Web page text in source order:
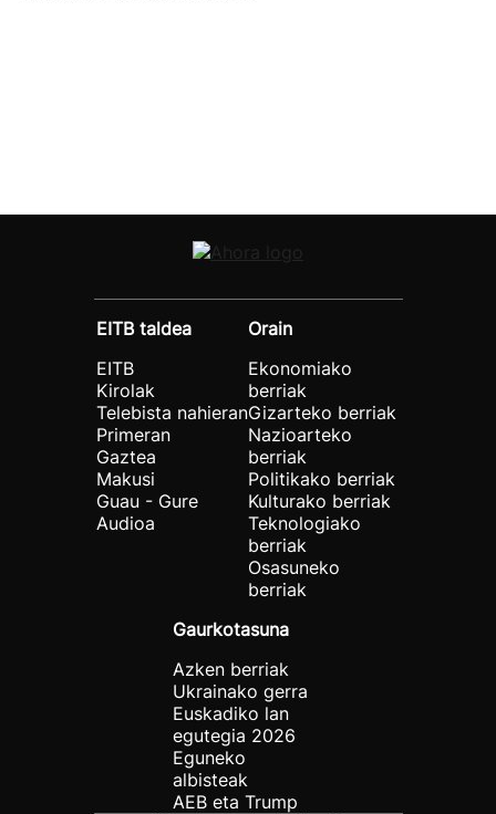
EITB taldea
EITB
Kirolak
Telebista nahieran
Primeran
Gaztea
Makusi
Guau - Gure
Audioa
Orain
Ekonomiako
berriak
Gizarteko berriak
Nazioarteko
berriak
Politikako berriak
Kulturako berriak
Teknologiako
berriak
Osasuneko
berriak
Gaurkotasuna
Azken berriak
Ukrainako gerra
Euskadiko lan
egutegia 2026
Eguneko
albisteak
AEB eta Trump